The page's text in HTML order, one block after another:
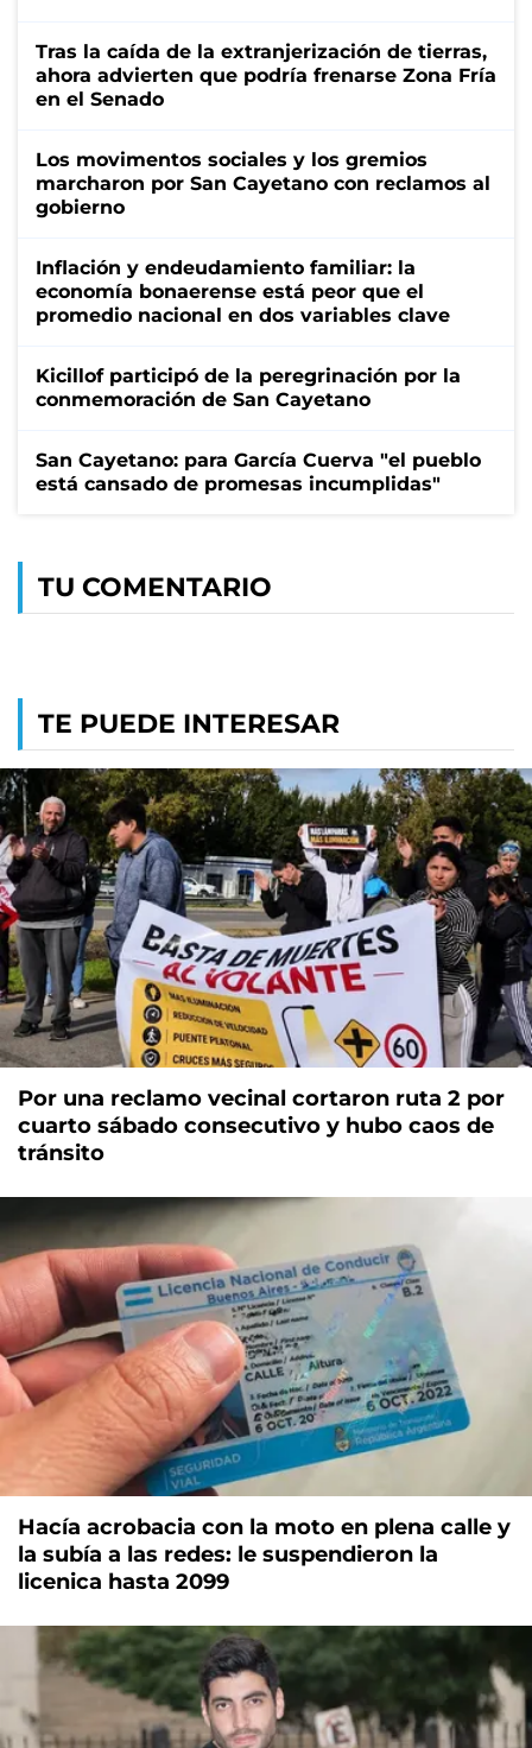
Tras la caída de la extranjerización de tierras,
ahora advierten que podría frenarse Zona Fría
en el Senado
Los movimentos sociales y los gremios
marcharon por San Cayetano con reclamos al
gobierno
Inflación y endeudamiento familiar: la
economía bonaerense está peor que el
promedio nacional en dos variables clave
Kicillof participó de la peregrinación por la
conmemoración de San Cayetano
San Cayetano: para García Cuerva "el pueblo
está cansado de promesas incumplidas"
TU COMENTARIO
TE PUEDE INTERESAR
Por una reclamo vecinal cortaron ruta 2 por
cuarto sábado consecutivo y hubo caos de
tránsito
Hacía acrobacia con la moto en plena calle y
la subía a las redes: le suspendieron la
licenica hasta 2099